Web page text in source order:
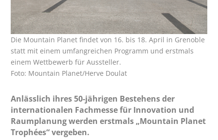
Die Mountain Planet findet von 16. bis 18. April in Grenoble
statt mit einem umfangreichen Programm und erstmals
einem Wettbewerb für Aussteller.
Foto: Mountain Planet/Herve Doulat
Anlässlich ihres 50-jährigen Bestehens der
internationalen Fachmesse für Innovation und
Raumplanung werden erstmals „Mountain Planet
Trophées“ vergeben.